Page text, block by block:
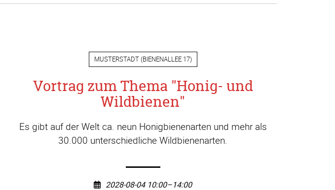
MUSTERSTADT(BIENENALLEE 17)
Vortrag zum Thema "Honig- und
Wildbienen"
Es gibt auf der Welt ca. neun Honigbienenarten und mehr als
30.000 unterschiedliche Wildbienenarten.
2028-08-04 10:00–14:00